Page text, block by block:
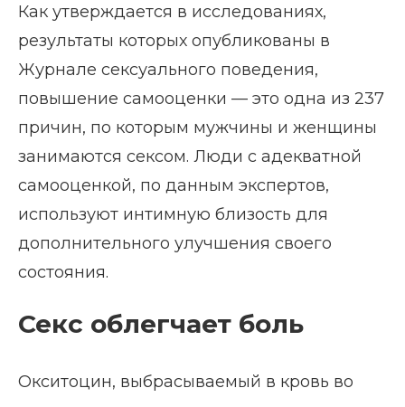
Как утверждается в исследованиях,
результаты которых опубликованы в
Журнале сексуального поведения,
повышение самооценки — это одна из 237
причин, по которым мужчины и женщины
занимаются сексом. Люди с адекватной
самооценкой, по данным экспертов,
используют интимную близость для
дополнительного улучшения своего
состояния.
Секс облегчает боль
Окситоцин, выбрасываемый в кровь во